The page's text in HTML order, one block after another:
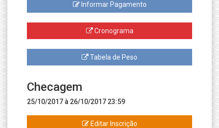
Informar Pagamento
Cronograma
Tabela de Peso
Checagem
25/10/2017 à 26/10/2017 23:59
Editar Inscrição